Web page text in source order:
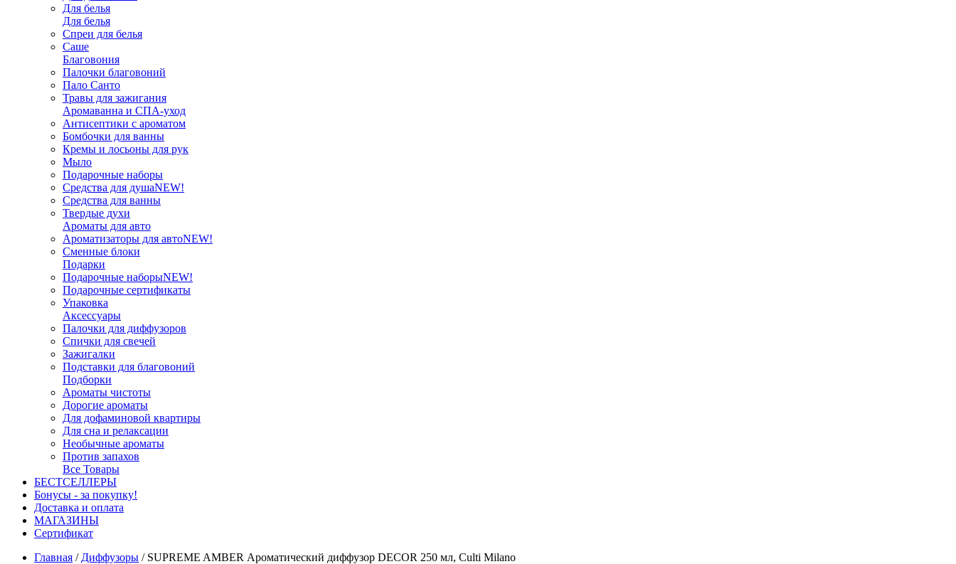
Для белья
Для белья
Спреи для белья
Саше
Благовония
Палочки благовоний
Пало Санто
Травы для зажигания
Аромаванна и СПА-уход
Антисептики с ароматом
Бомбочки для ванны
Кремы и лосьоны для рук
Мыло
Подарочные наборы
Средства для душаNEW!
Средства для ванны
Твердые духи
Ароматы для авто
Ароматизаторы для автоNEW!
Сменные блоки
Подарки
Подарочные наборыNEW!
Подарочные сертификаты
Упаковка
Аксессуары
Палочки для диффузоров
Спички для свечей
Зажигалки
Подставки для благовоний
Подборки
Ароматы чистоты
Дорогие ароматы
Для дофаминовой квартиры
Для сна и релаксации
Необычные ароматы
Против запахов
Все Товары
БЕСТСЕЛЛЕРЫ
Бонусы - за покупку!
Доставка и оплата
МАГАЗИНЫ
Cертификат
Главная / Диффузоры / SUPREME AMBER Ароматический диффузор DECOR 250 мл, Culti Milano